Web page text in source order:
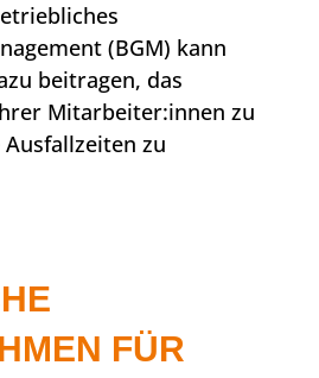
(BGM) kann
beitragen, das
Mitarbeiter:innen zu
zu
FÜR M